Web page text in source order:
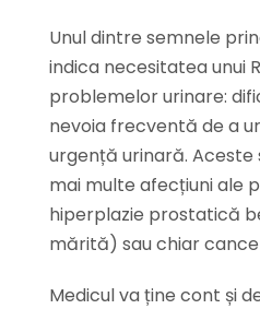
Unul dintre semnele
indica necesitatea unui
problemelor urinare:
nevoia frecventă de a
urgență urinară.
mai multe afecțiuni ale
hiperplazie prostatică
mărită) sau chiar
Medicul va ține cont și